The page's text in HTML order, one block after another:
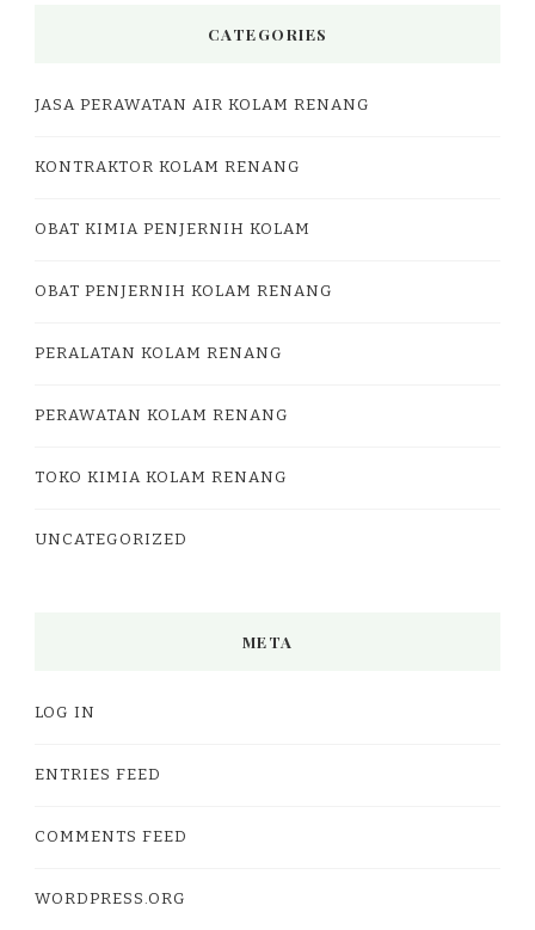
CATEGORIES
JASA PERAWATAN AIR KOLAM RENANG
KONTRAKTOR KOLAM RENANG
OBAT KIMIA PENJERNIH KOLAM
OBAT PENJERNIH KOLAM RENANG
PERALATAN KOLAM RENANG
PERAWATAN KOLAM RENANG
TOKO KIMIA KOLAM RENANG
UNCATEGORIZED
META
LOG IN
ENTRIES FEED
COMMENTS FEED
WORDPRESS.ORG